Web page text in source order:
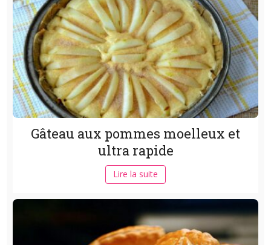
Gâteau aux pommes moelleux et
ultra rapide
Lire la suite